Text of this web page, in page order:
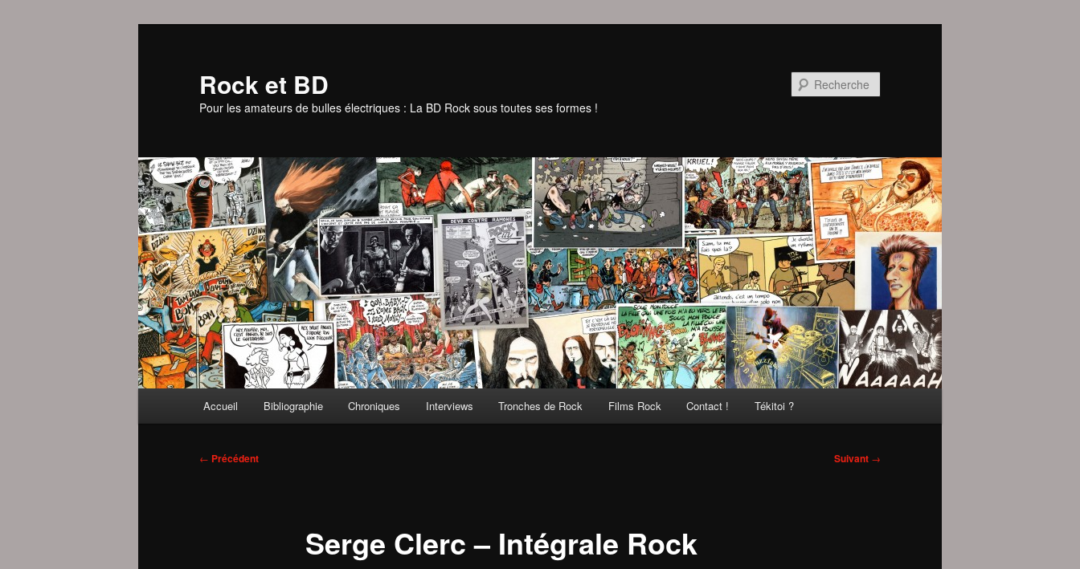
Rock et BD
Pour les amateurs de bulles électriques : La BD Rock sous toutes ses formes !
Accueil Bibliographie Chroniques Interviews Tronches de Rock Films Rock Contact ! Tékitoi ?
Navigation
← Précédent Suivant →
Serge Clerc – Intégrale Rock